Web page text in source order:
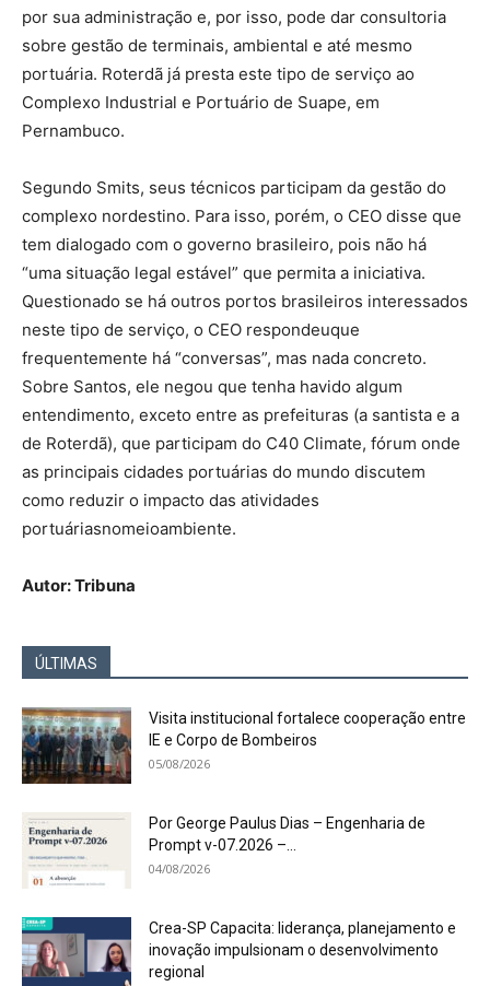
por sua administração e, por isso, pode dar consultoria
sobre gestão de terminais, ambiental e até mesmo
portuária. Roterdã já presta este tipo de serviço ao
Complexo Industrial e Portuário de Suape, em
Pernambuco.
Segundo Smits, seus técnicos participam da gestão do
complexo nordestino. Para isso, porém, o CEO disse que
tem dialogado com o governo brasileiro, pois não há
“uma situação legal estável” que permita a iniciativa.
Questionado se há outros portos brasileiros interessados
neste tipo de serviço, o CEO respondeuque
frequentemente há “conversas”, mas nada concreto.
Sobre Santos, ele negou que tenha havido algum
entendimento, exceto entre as prefeituras (a santista e a
de Roterdã), que participam do C40 Climate, fórum onde
as principais cidades portuárias do mundo discutem
como reduzir o impacto das atividades
portuáriasnomeioambiente.
Autor: Tribuna
ÚLTIMAS
Visita institucional fortalece cooperação entre
IE e Corpo de Bombeiros
05/08/2026
Por George Paulus Dias – Engenharia de
Prompt v-07.2026 –...
04/08/2026
Crea-SP Capacita: liderança, planejamento e
inovação impulsionam o desenvolvimento
regional